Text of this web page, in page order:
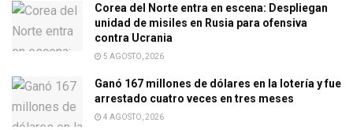
Corea del Norte entra en escena: Despliegan
unidad de misiles en Rusia para ofensiva
contra Ucrania
5 AGOSTO, 2026
Ganó 167 millones de dólares en la lotería y fue
arrestado cuatro veces en tres meses
4 AGOSTO, 2026